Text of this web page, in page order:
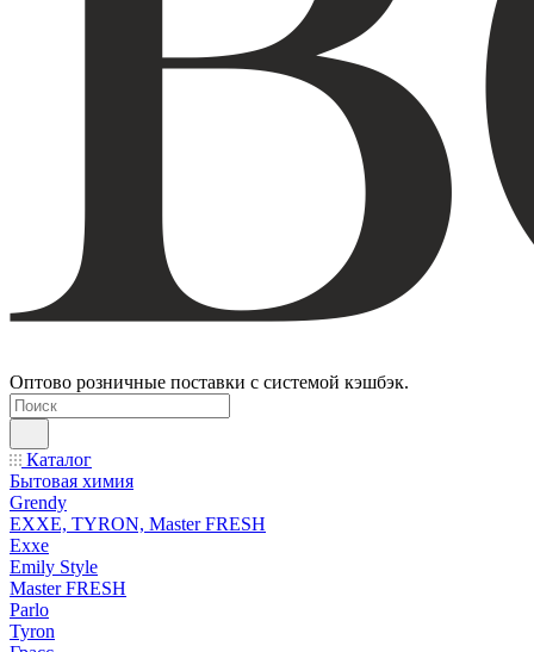
Оптово розничные поставки с системой кэшбэк.
Каталог
Бытовая химия
Grendy
EXXE, TYRON, Master FRESH
Exxe
Emily Style
Master FRESH
Parlo
Tyron